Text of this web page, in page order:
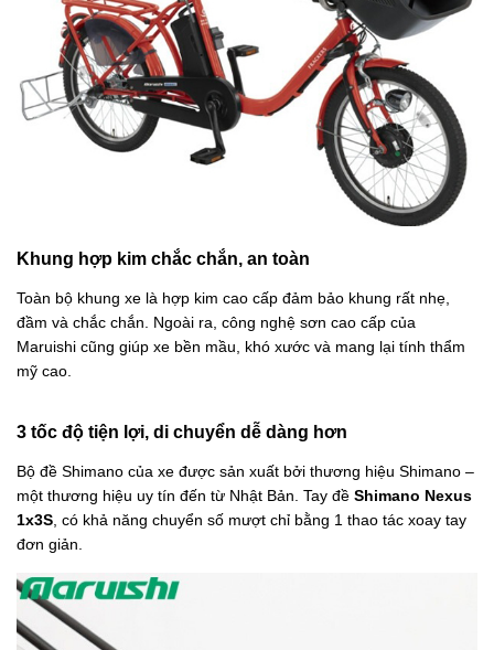
Khung hợp kim chắc chắn, an toàn
Toàn bộ khung xe là hợp kim cao cấp đảm bảo khung rất nhẹ,
đầm và chắc chắn. Ngoài ra, công nghệ sơn cao cấp của
Maruishi cũng giúp xe bền mầu, khó xước và mang lại tính thẩm
mỹ cao.
3 tốc độ tiện lợi, di chuyển dễ dàng hơn
Bộ đề Shimano của xe được sản xuất bởi thương hiệu Shimano –
một thương hiệu uy tín đến từ Nhật Bản. Tay đề Shimano Nexus
1x3S , có khả năng chuyển số mượt chỉ bằng 1 thao tác xoay tay
đơn giản.